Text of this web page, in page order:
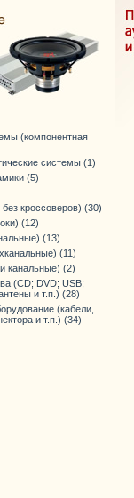
(компонентная
системы (1)
(5)
кроссоверов) (30)
(12)
(13)
(11)
канальные) (2)
(CD; DVD; USB;
и т.п.) (28)
(кабели,
и т.п.) (34)